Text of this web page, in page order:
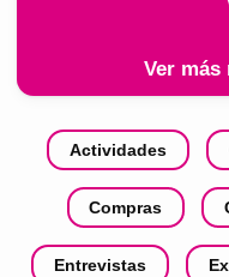
Ver más
Actividades
Compras
Entrevistas